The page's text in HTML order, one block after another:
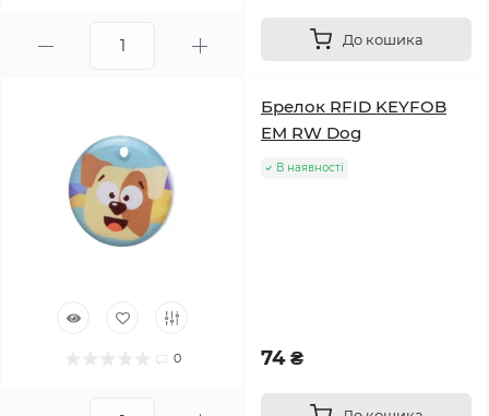
До кошика
0
Брелок RFID KEYFOB
EM RW Dog
В наявності
74 ₴